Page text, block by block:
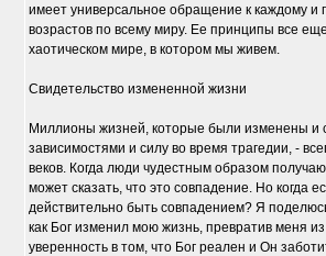
имеет универсальное обращение к каждому и
возрастов по всему миру. Ее принципы все
хаотическом мире, в котором мы живем.
Свидетельство измененной жизни
Миллионы жизней, которые были изменены и
зависимостями и силу во время трагедии, -
веков. Когда люди чудестным образом
может сказать, что это совпадение. Но когда
действительно быть совпадением? Я
как Бог изменил мою жизнь, превратив меня
уверенность в том, что Бог реален и Он